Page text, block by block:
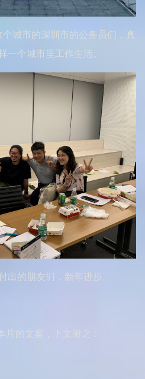
城市的深圳市的公务员们，真
一个城市里工作生活。
出的朋友们，新年进步。
片的文案，下文附之：